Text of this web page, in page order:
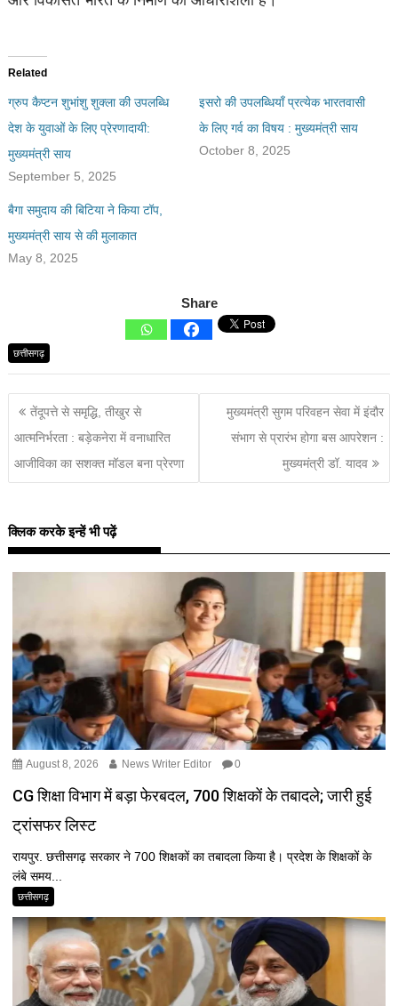
Related
ग्रुप कैप्टन शुभांशु शुक्ला की उपलब्धि
देश के युवाओं के लिए प्रेरणादायी:
मुख्यमंत्री साय
September 5, 2025
इसरो की उपलब्धियाँ प्रत्येक भारतवासी
के लिए गर्व का विषय : मुख्यमंत्री साय
October 8, 2025
बैगा समुदाय की बिटिया ने किया टॉप,
मुख्यमंत्री साय से की मुलाकात
May 8, 2025
Share
छत्तीसगढ़
तेंदूपत्ते से समृद्धि, तीखुर से
आत्मनिर्भरता : बड़ेकनेरा में वनाधारित
आजीविका का सशक्त मॉडल बना प्रेरणा
मुख्यमंत्री सुगम परिवहन सेवा में इंदौर
संभाग से प्रारंभ होगा बस आपरेशन :
मुख्यमंत्री डॉ. यादव
क्लिक करके इन्हें भी पढ़ें
August 8, 2026 News Writer Editor 0
CG शिक्षा विभाग में बड़ा फेरबदल, 700 शिक्षकों के तबादले; जारी हुई
ट्रांसफर लिस्ट
रायपुर. छत्तीसगढ़ सरकार ने 700 शिक्षकों का तबादला किया है। प्रदेश के शिक्षकों के
लंबे समय...
छत्तीसगढ़